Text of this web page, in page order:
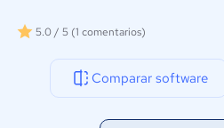
5.0 / 5 (1 comentarios)
Comparar software